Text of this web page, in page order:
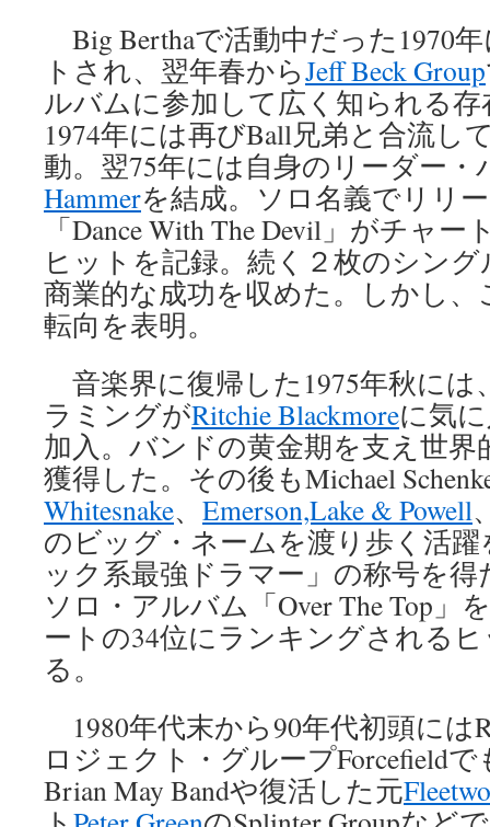
Big Berthaで活動中だった1970
トされ、翌年春からJeff Beck Group
ルバムに参加して広く知られる
1974年には再びBall兄弟と合流し
動。翌75年には自身のリーダー・
Hammerを結成。ソロ名義でリリ
「Dance With The Devil」がチャ
ヒットを記録。続く２枚のシン
商業的な成功を収めた。しかし
転向を表明。
音楽界に復帰した1975年秋に
ラミングがRitchie Blackmoreに気
加入。バンドの黄金期を支え世界
獲得した。その後もMichael
Whitesnake、 Emerson,Lake & Powell
のビッグ・ネームを渡り歩く活
ック系最強ドラマー」の称号を得
ソロ・アルバム「Over The Top」
ートの34位にランキングされる
る。
1980年代末から90年代初頭には
ロジェクト・グループForcefield
Brian May Bandや復活した元